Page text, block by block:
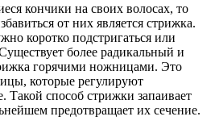
кончики на своих волосах, то
от них является стрижка.
коротко подстригаться или
более радикальный и
горячими ножницами. Это
которые регулируют
Такой способ стрижки запаивает
предотвращает их сечение.